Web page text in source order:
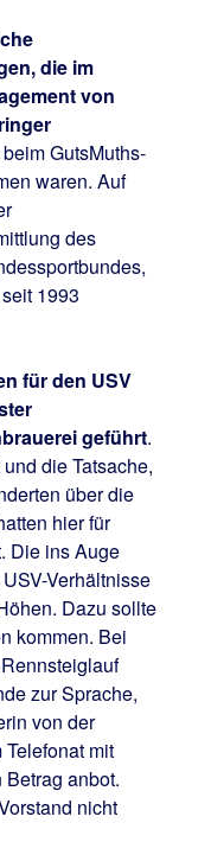
die im
von
GutsMuths-
waren. Auf
des
1993
für den USV
geführt.
die Tatsache,
über die
hier für
Die ins Auge
Verhältnisse
Dazu sollte
kommen. Bei
zur Sprache,
von der
mit
anbot.
nicht